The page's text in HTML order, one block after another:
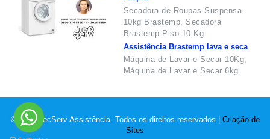
Secadora de Roupas Suspensa
10kg Brastemp, Secadora
Brastemp Piso 10 Kg
Assistência Brastemp lava e seca
Máquina de Lavar e Secar 10Kg,
Máquina de Lavar e Secar 6kg.
© 2022 TecServ Assistência. Todos os direitos reservados | Criação de
Sites